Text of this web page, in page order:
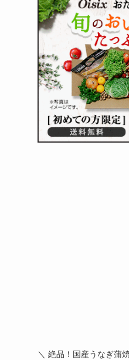
＼ 絶品！国産うなぎ蒲